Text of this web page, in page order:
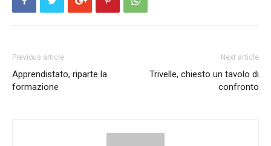
Previous article
Apprendistato, riparte la
formazione
Next article
Trivelle, chiesto un tavolo di
confronto